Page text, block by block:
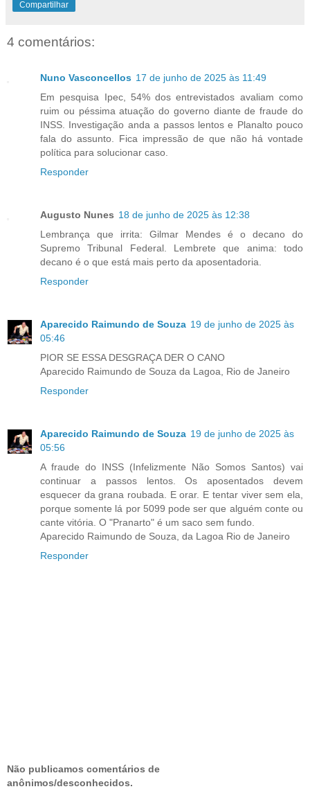
Compartilhar
4 comentários:
Nuno Vasconcellos 17 de junho de 2025 às 11:49
Em pesquisa Ipec, 54% dos entrevistados avaliam como
ruim ou péssima atuação do governo diante de fraude do
INSS. Investigação anda a passos lentos e Planalto pouco
fala do assunto. Fica impressão de que não há vontade
política para solucionar caso.
Responder
Augusto Nunes 18 de junho de 2025 às 12:38
Lembrança que irrita: Gilmar Mendes é o decano do
Supremo Tribunal Federal. Lembrete que anima: todo
decano é o que está mais perto da aposentadoria.
Responder
Aparecido Raimundo de Souza 19 de junho de 2025 às
05:46
PIOR SE ESSA DESGRAÇA DER O CANO
Aparecido Raimundo de Souza da Lagoa, Rio de Janeiro
Responder
Aparecido Raimundo de Souza 19 de junho de 2025 às
05:56
A fraude do INSS (Infelizmente Não Somos Santos) vai
continuar a passos lentos. Os aposentados devem
esquecer da grana roubada. E orar. E tentar viver sem ela,
porque somente lá por 5099 pode ser que alguém conte ou
cante vitória. O "Pranarto" é um saco sem fundo.
Aparecido Raimundo de Souza, da Lagoa Rio de Janeiro
Responder
Não publicamos comentários de
anônimos/desconhecidos.